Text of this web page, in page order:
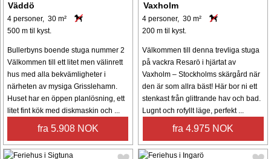
Väddö
4 personer, 30 m²
500 m til kyst.
Bullerbyns boende stuga nummer 2
Välkommen till ett litet men välinrett
hus med alla bekvämligheter i
närheten av mysiga Grisslehamn.
Huset har en öppen planlösning, ett
litet fint kök med diskmaskin och ...
fra 5.908 NOK
Vaxholm
4 personer, 30 m²
200 m til kyst.
Välkommen till denna trevliga stuga
på vackra Resarö i hjärtat av
Vaxholm – Stockholms skärgård när
den är som allra bäst! Här bor ni ett
stenkast från glittrande hav och bad.
Lugnt och rofyllt läge, perfekt ...
fra 4.975 NOK